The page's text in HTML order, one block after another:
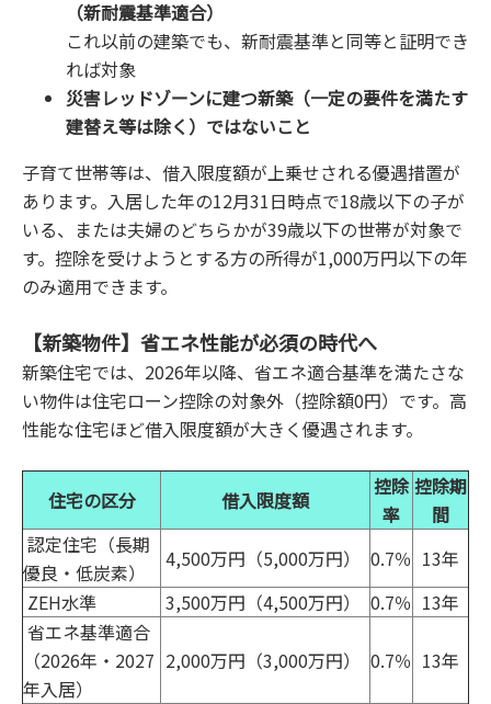
（新耐震基準適合）
これ以前の建築でも、新耐震基準と同等と証明でき
れば対象
災害レッドゾーンに建つ新築（一定の要件を満たす
建替え等は除く）ではないこと
子育て世帯等は、借入限度額が上乗せされる優遇措置が
あります。入居した年の12月31日時点で18歳以下の子が
いる、または夫婦のどちらかが39歳以下の世帯が対象で
す。控除を受けようとする方の所得が1,000万円以下の年
のみ適用できます。
【新築物件】省エネ性能が必須の時代へ
新築住宅では、2026年以降、省エネ適合基準を満たさな
い物件は住宅ローン控除の対象外（控除額0円）です。高
性能な住宅ほど借入限度額が大きく優遇されます。
住宅の区分 借入限度額
控除
率
控除期
間
認定住宅（長期
優良・低炭素）
4,500万円（5,000万円） 0.7％ 13年
ZEH水準
3,500万円（4,500万円） 0.7％ 13年
省エネ基準適合
（2026年・2027
年入居）
2,000万円（3,000万円） 0.7％ 13年